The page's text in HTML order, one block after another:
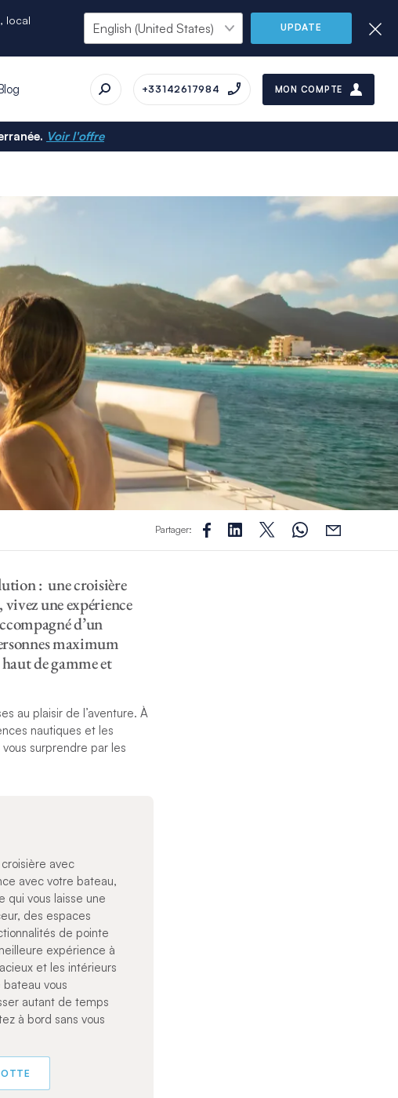
local
UPDATE
+33142617984 MON COMPTE
Voir l'offre
Partager:
: une croisière
, vivez une expérience
d’un
maximum
de gamme et
au plaisir de l’aventure. À
nautiques et les
surprendre par les
avec
avec votre bateau,
qui vous laisse une
des espaces
de pointe
expérience à
et les intérieurs
vous
autant de temps
à bord sans vous